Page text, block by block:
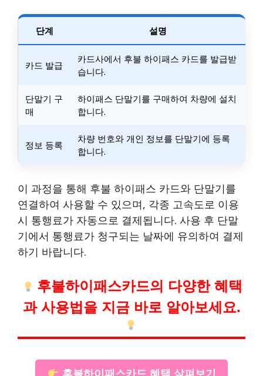
단계 설명
카드 발급
카드사에서 후불 하이패스 카드를 발급받
습니다.
단말기 구
매
하이패스 단말기를 구매하여 차량에 설치
합니다.
정보 등록
차량 번호와 개인 정보를 단말기에 등록
합니다.
이 과정을 통해 후불 하이패스 카드와 단말기를
연결하여 사용할 수 있으며, 각종 고속도로 이용
시 통행료가 자동으로 결제됩니다. 사용 후 단말
기에서 통행료가 청구되는 날짜에 유의하여 결제
하기 바랍니다.
후불하이패스카드의 다양한 혜택
과 사용법을 지금 바로 알아보세요.
후불하이패스카드 혜택 살펴보기